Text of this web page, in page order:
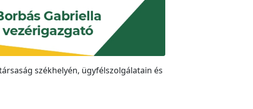
székhelyén, ügyfélszolgálatain és